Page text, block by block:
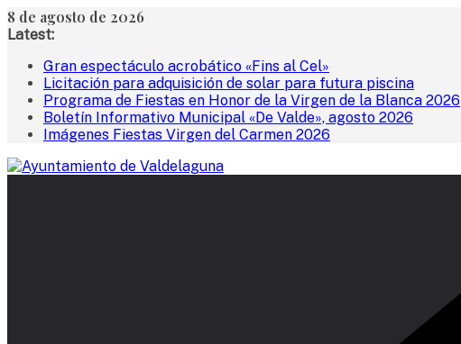
Saltar
al
8 de agosto de 2026
Latest:
Gran espectáculo acrobático «Fins al Cel»
Licitación para adquisición de solar para futura piscina
Programa de Fiestas en Honor de la Virgen de la Blanca 2026
Boletín Informativo Municipal «De Valde», agosto 2026
Imágenes Fiestas Virgen del Carmen 2026